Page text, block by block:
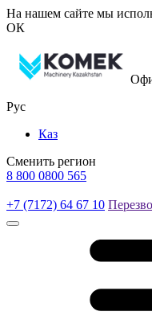
На нашем сайте мы
ОК
Рус
Каз
Сменить регион
8 800 0800 565
+7 (7172) 64 67 10